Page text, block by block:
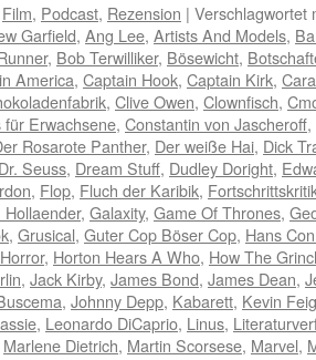
Film, Podcast, Rezension | Verschlagwortet
Garfield, Ang Lee, Artists And Models,
, Bob Terwilliker, Bösewicht,
America, Captain Hook, Captain Kirk,
, Clive Owen, Clownfisch,
für Erwachsene, Constantin von Jascheroff,
Rosarote Panther, Der weiße Hai, Dick
Dr. Seuss, Dream Stuff, Dudley Doright,
, Flop, Fluch der Karibik,
Hollaender, Galaxity, Game Of Thrones,
, Grusical, Guter Cop Böser Cop, Hans
Horror, Horton Hears A Who, How The
, Jack Kirby, James Bond, James Dean,
, Johnny Depp, Kabarett, Kevin
, Leonardo DiCaprio, Linus,
Marlene Dietrich, Martin Scorsese, Marvel,